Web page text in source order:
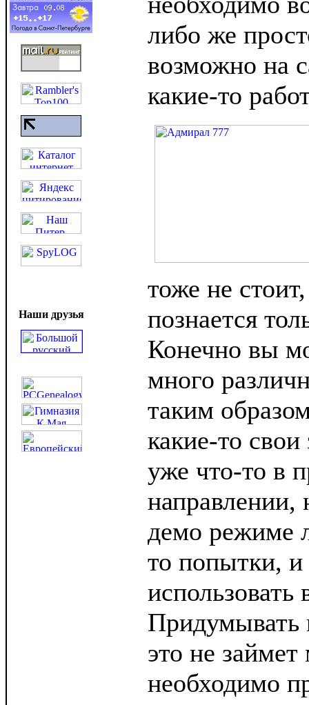
Наши друзья
либо же
возможно на
какие-то
тоже не
познается
Конечно вы
много
таким
какие-то
уже что-то в
направлении,
демо режиме
то попытки,
использовать
Придумывать
это не
необходимо